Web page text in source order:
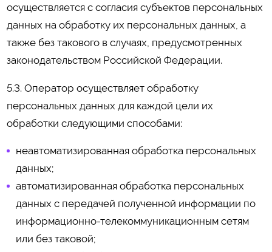
осуществляется с согласия субъектов персональных
данных на обработку их персональных данных, а
также без такового в случаях, предусмотренных
законодательством Российской Федерации.
5.3. Оператор осуществляет обработку
персональных данных для каждой цели их
обработки следующими способами:
неавтоматизированная обработка персональных
данных;
автоматизированная обработка персональных
данных с передачей полученной информации по
информационно-телекоммуникационным сетям
или без таковой;